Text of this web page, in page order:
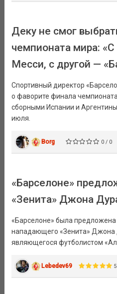
Деку не смог
чемпионата мира:
Месси, с другой —
Спортивный директор
о фаворите финала
сборными Испании и
июля.
Borg 0 / 0
«Барселоне»
«Зенита» Джона
«Барселоне» была
нападающего «Зенита» Джона
являющегося футболистом
Lebedev69